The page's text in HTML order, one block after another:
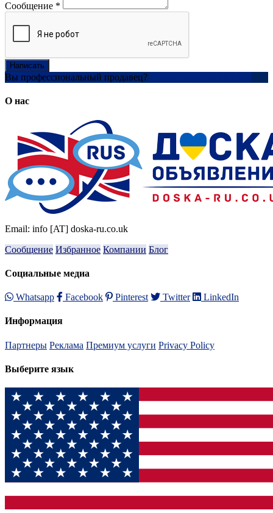
Сообщение *
Написать
Вы профессиональный продавец?
О нас
Email: info [AT] doska-ru.co.uk
Сообщение Избранное Компании Блог
Социальные медиа
Whatsapp Facebook Pinterest Twitter LinkedIn
Информация
Партнеры Реклама Премиум услуги Privacy Policy
Выберите язык